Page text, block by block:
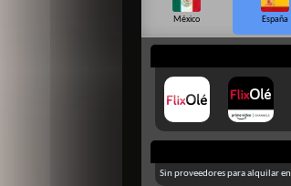
México España
Sin proveedores para alquilar en